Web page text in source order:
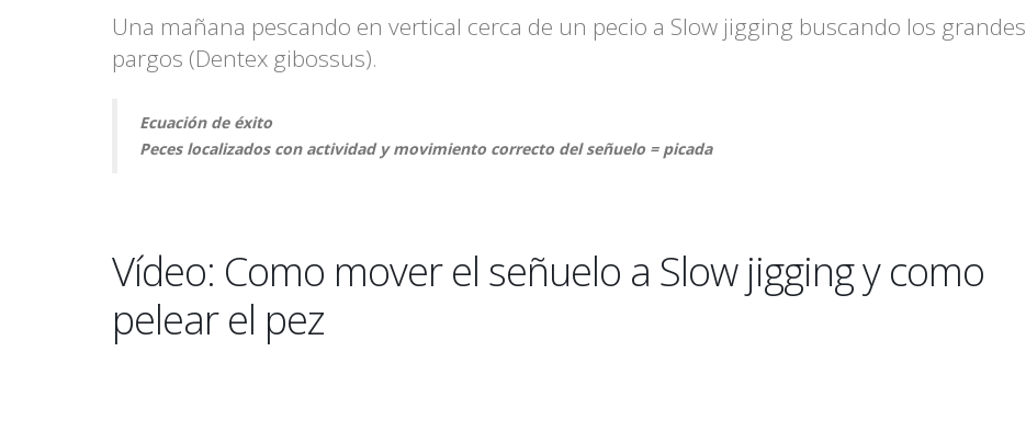
Una mañana pescando en vertical cerca de un pecio a Slow jigging buscando los grandes
pargos (Dentex gibossus).
Ecuación de éxito
Peces localizados con actividad y movimiento correcto del señuelo = picada
Vídeo: Como mover el señuelo a Slow jigging y como
pelear el pez